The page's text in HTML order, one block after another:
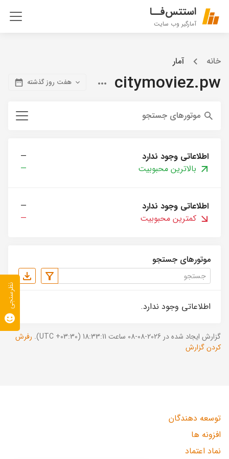
استتس‌فــا
آمارگیر وب سایت
خانه آمار
citymoviez.pw هفت روز گذشته
موتورهای جستجو
اطلاعاتی وجود ندارد
—
بالاترین محبوبیت
—
اطلاعاتی وجود ندارد
—
کمترین محبوبیت
—
موتورهای جستجو
اطلاعاتی وجود ندارد.
گزارش ایجاد شده در 2026-08-08 ساعت 18:33:11 (UTC +03:30).
رفرش
کردن گزارش
توسعه دهندگان
افزونه ها
نماد اعتماد
نظرسنجی